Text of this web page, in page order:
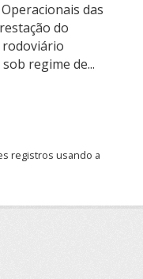
das
do
regime de...
registros usando a